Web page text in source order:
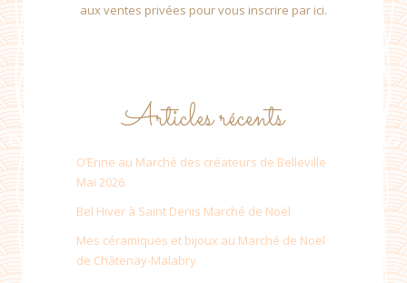
aux ventes privées pour vous inscrire par ici.
Articles récents
O’Erine au Marché des créateurs de Belleville
Mai 2026
Bel Hiver à Saint Denis Marché de Noël
Mes céramiques et bijoux au Marché de Noël
de Châtenay-Malabry